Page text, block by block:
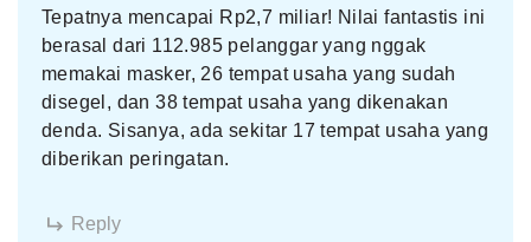
Tepatnya mencapai Rp2,7 miliar! Nilai fantastis ini
berasal dari 112.985 pelanggar yang nggak
memakai masker, 26 tempat usaha yang sudah
disegel, dan 38 tempat usaha yang dikenakan
denda. Sisanya, ada sekitar 17 tempat usaha yang
diberikan peringatan.
Reply